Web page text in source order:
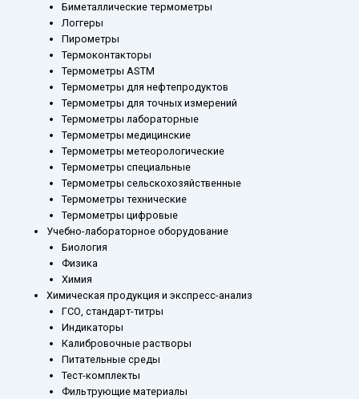
Биметаллические термометры
Логгеры
Пирометры
Термоконтакторы
Термометры ASTM
Термометры для нефтепродуктов
Термометры для точных измерений
Термометры лабораторные
Термометры медицинские
Термометры метеорологические
Термометры специальные
Термометры сельскохозяйственные
Термометры технические
Термометры цифровые
Учебно-лабораторное оборудование
Биология
Физика
Химия
Химическая продукция и экспресс-анализ
ГСО, стандарт-титры
Индикаторы
Калибровочные растворы
Питательные среды
Тест-комплекты
Фильтрующие материалы